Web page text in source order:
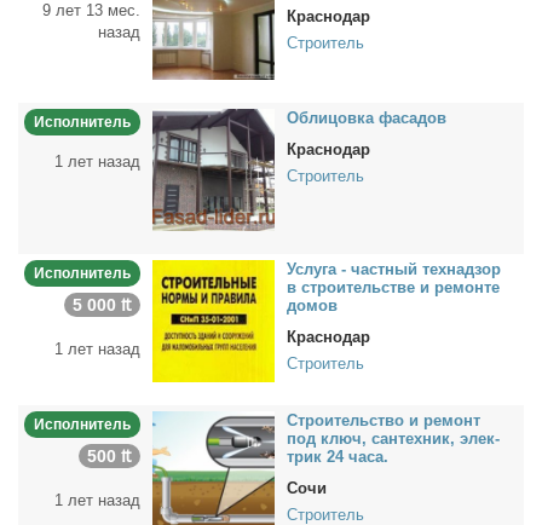
9 лет 13 мес.
назад
Краснодар
Строитель
Исполнитель
1 лет назад
Об­ли­цов­ка фа­са­дов
Краснодар
Строитель
Исполнитель
5 000 ₶
1 лет назад
Услу­га - част­ный тех­над­зор
в стро­и­тель­стве и ре­мон­те
до­мов
Краснодар
Строитель
Исполнитель
500 ₶
1 лет назад
Стро­и­тель­ство и ре­монт
под ключ, сан­тех­ник, элек­
трик 24 ча­са.
Сочи
Строитель